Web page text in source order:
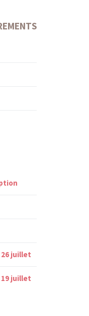
26 juillet
19 juillet